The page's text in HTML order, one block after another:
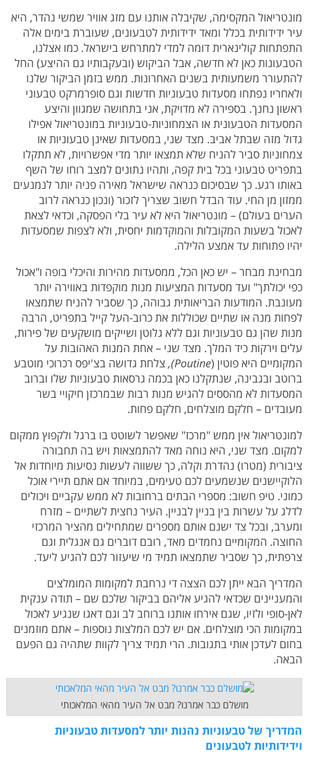
מונטריאול המקסימה, שקיבלה אותנו עם מזג אוויר שמשי נהדר, היא
עיר ידידותית בכלל ומאד ידידותית לטבעונים, שעוברת בימים אלה
התפתחות קולינארית דומה למדי למתרחש בישראל. כמו אצלנו,
הטבעונות כאן לא חדשה, אבל הביקוש (ובעקבותיו גם ההיצע) החל
להתעורר משמעותית בשנים האחרונות. ממש בזמן הביקור שלנו
ולאחריו נפתחו מסעדות טבעוניות חדשות וגם סופרמרקט טבעוני
ראשון נחנך. בספירה לא מדויקת, אני בתחושה שמגוון והיצע
המסעדות הטבעונית או הצמחוניות-טבעוניות במונטריאול אפילו
גדול מזה שבתל אביב. מצד שני, במסעדות שאינן טבעוניות או
צמחוניות סביר להניח שלא תמצאו יותר מדי אפשרויות, לא תתקלו
בתפריט טבעוני בכל בית קפה, ותהיו נתונים למצב רוחו של השף
באותו רגע. כך שבסיכום כנראה שישראל מאירה פניה יותר לנמנעים
ממזון מן החי. עוד הבדל חשוב שצריך לזכור (ונכון כנראה לרוב
הערים בעולם) – מונטריאול היא לא עיר בלי הפסקה, וכדאי לצאת
לאכול בשעות המקובלות והמוקדמות יחסית, ולא לצפות שמסעדות
יהיו פתוחות עד אמצע הלילה.
מבחינת מבחר – יש כאן הכל, ממסעדות מהירות והיכלי בופה ו"אכול
כפי יכולתך" ועד מסעדות המציעות מנות מוקפדות באווירה יותר
מעונבת. המודעות הבריאותית גבוהה, כך שסביר להניח שתמצאו
לפחות מנה או שתיים שכוללות את כרוב-העל קייל בתפריט, הרבה
מנות שהן גם טבעוניות וגם ללא גלוטן ושייקים מושקעים של פירות,
עלים וירקות כיד המלך. מצד שני – אחת המנות האהובות על
המקומיים היא פוטין (Poutine
), צלחת גדושה בצ'יפס רכרוכי מוטבע
ברוטב ובגבינה, שנתקלנו כאן בכמה גרסאות טבעוניות שלו וברוב
המסעדות לא מהססים להגיש מנות רבות שבמרכזן חיקויי בשר
מעובדים – חלקם מוצלחים, חלקם פחות.
למונטריאול אין ממש "מרכז" שאפשר לשוטט בו ברגל ולקפוץ ממקום
למקום. מצד שני, היא נוחה מאד להתמצאות ויש בה תחבורה
ציבורית (מטרו) נהדרת וקלה, כך ששווה לעשות נסיעות מיוחדות אל
הלוקיישנים שנשמעים לכם טעימים, במיוחד אם אתם תיירי אוכל
כמוני. טיפ חשוב: מספרי הבתים ברחובות לא ממש עקביים ויכולים
לדלג על עשרות בין בניין לבניין. העיר נחצית לשתיים – מזרח
ומערב, ובכל צד ישנם אותם מספרים שמתחילים מהציר המרכזי
החוצה. המקומיים נחמדים מאד, רובם דוברים גם אנגלית וגם
צרפתית, כך שסביר שתמצאו תמיד מי שיעזור לכם להגיע ליעד.
המדריך הבא ייתן לכם הצצה די נרחבת למקומות המומלצים
והמעניינים שכדאי להגיע אליהם בביקור שלכם שם – תודה ענקית
לאן-סופי ולזיו, שגם אירחו אותנו ברוחב לב וגם דאגו שנגיע לאכול
במקומות הכי מוצלחים. אם יש לכם המלצות נוספות – אתם מוזמנים
בחום לעדכן אותי בתגובות. הרי תמיד צריך לקוות שתהיה גם הפעם
הבאה.
מושלם כבר אמרנו? מבט אל העיר מהאי המלאכותי
המדריך של טבעוניות נהנות יותר למסעדות טבעוניות
וידידותיות לטבעונים